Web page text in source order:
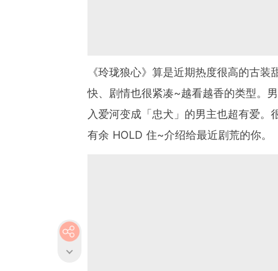
《玲珑狼心》算是近期热度很高的古
快、剧情也很紧凑~越看越香的类型。
入爱河变成「忠犬」的男主也超有爱。
有余 HOLD 住~介绍给最近剧荒的你。